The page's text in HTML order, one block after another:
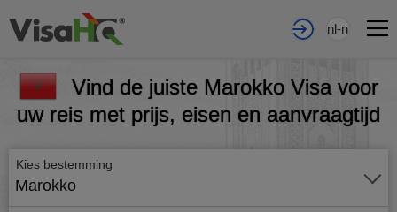
nl-nl
Vind de juiste Marokko Visa voor
uw reis met prijs, eisen en aanvraagtijd
Kies bestemming
Marokko